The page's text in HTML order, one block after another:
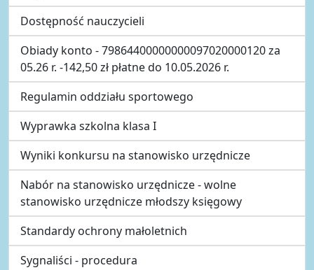
Dostępność nauczycieli
Obiady konto - 79864400000000097020000120 za
05.26 r. -142,50 zł płatne do 10.05.2026 r.
Regulamin oddziału sportowego
Wyprawka szkolna klasa I
Wyniki konkursu na stanowisko urzędnicze
Nabór na stanowisko urzędnicze - wolne
stanowisko urzędnicze młodszy księgowy
Standardy ochrony małoletnich
Sygnaliści - procedura